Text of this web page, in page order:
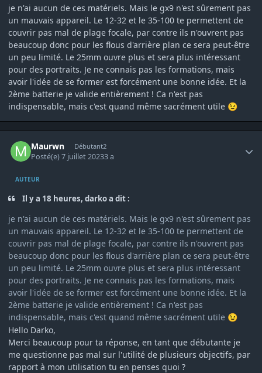
je n'ai aucun de ces matériels. Mais le gx9 n'est sûrement pas
un mauvais appareil. Le 12-32 et le 35-100 te permettent de
couvrir pas mal de plage focale, par contre ils n'ouvrent pas
beaucoup donc pour les flous d'arrière plan ce sera peut-être
un peu limité. Le 25mm ouvre plus et sera plus intéressant
pour des portraits. Je ne connais pas les formations, mais
avoir l'idée de se former est forcément une bonne idée. Et la
2ème batterie je valide entièrement ! Ca n'est pas
indispensable, mais c'est quand même sacrément utile 😉
Maurwn Débutant2
Posté(e)7 juillet 20233 a
AUTEUR
Il y a 18 heures, darko a dit :
je n'ai aucun de ces matériels. Mais le gx9 n'est sûrement pas
un mauvais appareil. Le 12-32 et le 35-100 te permettent de
couvrir pas mal de plage focale, par contre ils n'ouvrent pas
beaucoup donc pour les flous d'arrière plan ce sera peut-être
un peu limité. Le 25mm ouvre plus et sera plus intéressant
pour des portraits. Je ne connais pas les formations, mais
avoir l'idée de se former est forcément une bonne idée. Et la
2ème batterie je valide entièrement ! Ca n'est pas
indispensable, mais c'est quand même sacrément utile 😉
Hello Darko,
Merci beaucoup pour ta réponse, en tant que débutante je
me questionne pas mal sur l'utilité de plusieurs objectifs, par
rapport à mon utilisation tu en penses quoi ?